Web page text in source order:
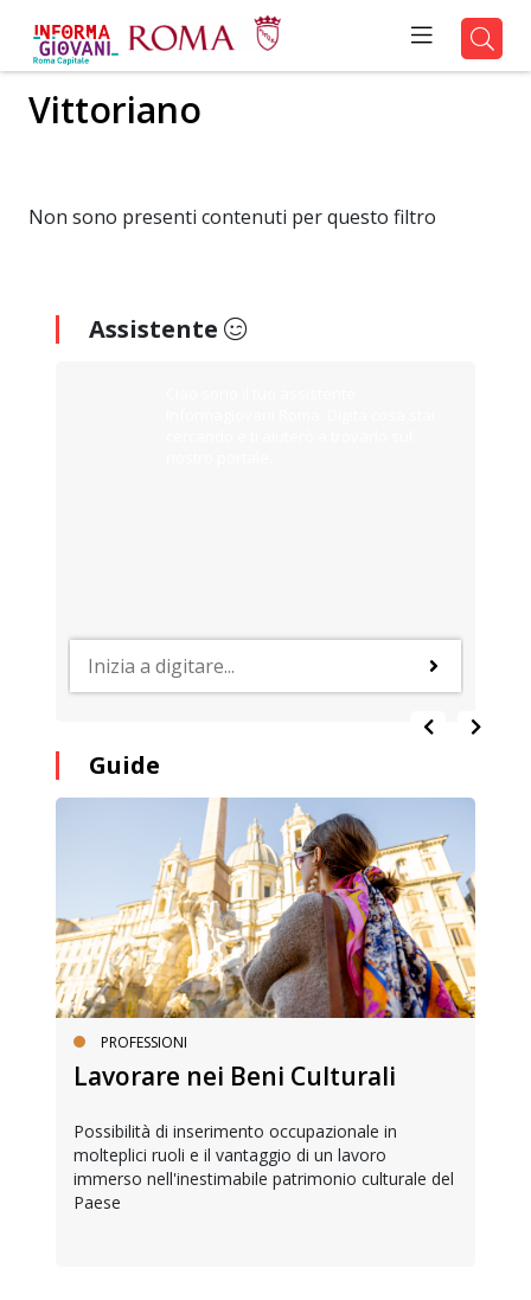
Vittoriano
Non sono presenti contenuti per questo filtro
Assistente
Guide
PROFESSIONI
Lavorare nei Beni Culturali
Possibilità di inserimento occupazionale in
molteplici ruoli e il vantaggio di un lavoro
immerso nell'inestimabile patrimonio culturale del
Paese